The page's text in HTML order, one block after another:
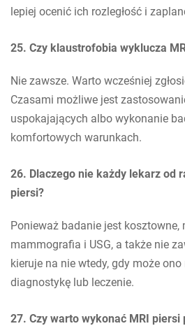
lepiej ocenić ich rozległość i
25. Czy klaustrofobia wyklucza
Nie zawsze. Warto wcześniej
Czasami możliwe jest
uspokajających albo wykonanie
komfortowych warunkach.
26. Dlaczego nie każdy lekarz od
piersi?
Ponieważ badanie jest kosztowne,
mammografia i USG, a także nie
kieruje na nie wtedy, gdy może
diagnostykę lub leczenie.
27. Czy warto wykonać MRI piersi